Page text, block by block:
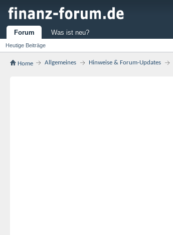
Forum
Heutige Beiträge
Was ist neu?
Home Allgemeines Hinweise & Forum-Updates